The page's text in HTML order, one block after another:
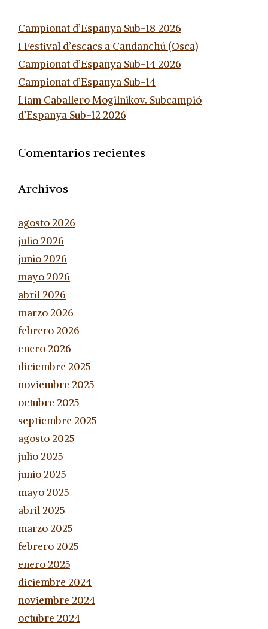
Campionat d’Espanya Sub-18 2026
I Festival d’escacs a Candanchú (Osca)
Campionat d’Espanya Sub-14 2026
Campionat d’Espanya Sub-14
Líam Caballero Mogilnikov. Subcampió
d’Espanya Sub-12 2026
Comentarios recientes
Archivos
agosto 2026
julio 2026
junio 2026
mayo 2026
abril 2026
marzo 2026
febrero 2026
enero 2026
diciembre 2025
noviembre 2025
octubre 2025
septiembre 2025
agosto 2025
julio 2025
junio 2025
mayo 2025
abril 2025
marzo 2025
febrero 2025
enero 2025
diciembre 2024
noviembre 2024
octubre 2024